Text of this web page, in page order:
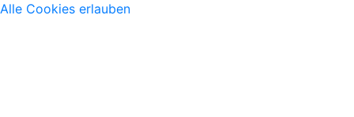
Alle Cookies erlauben